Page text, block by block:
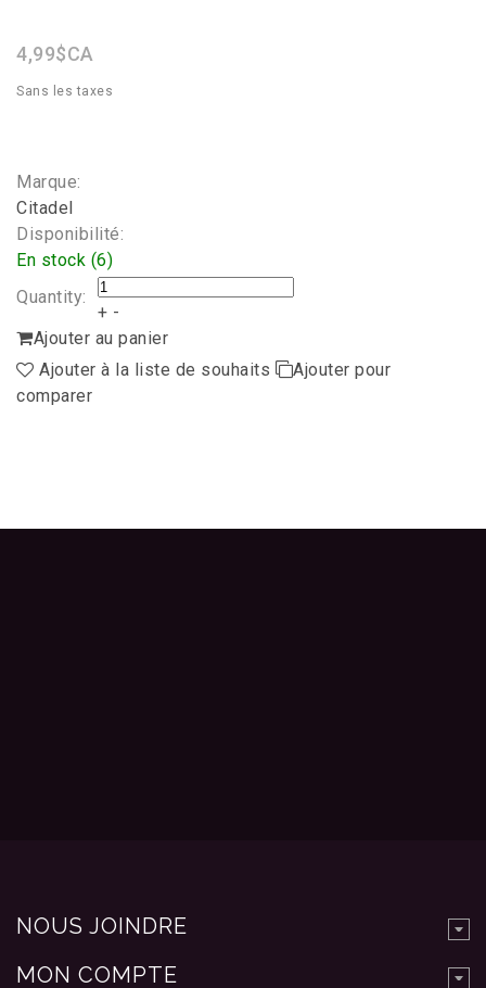
4,99$CA
Sans les taxes
Marque:
Citadel
Disponibilité:
En stock (6)
Quantity:
+ -
Ajouter au panier
Ajouter à la liste de souhaits
Ajouter pour
comparer
NOUS JOINDRE
MON COMPTE